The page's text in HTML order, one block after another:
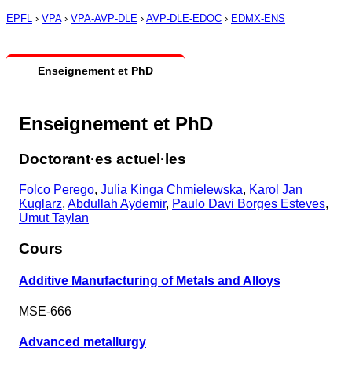
EPFL › VPA› VPA-AVP-DLE › AVP-DLE-EDOC › EDMX-ENS
Enseignement et PhD
Enseignement et PhD
Doctorant·es actuel·les
Folco Perego, Julia Kinga Chmielewska, Karol Jan
Kuglarz, Abdullah Aydemir, Paulo Davi Borges Esteves,
Umut Taylan
Cours
Additive Manufacturing of Metals and Alloys
MSE-666
Advanced metallurgy